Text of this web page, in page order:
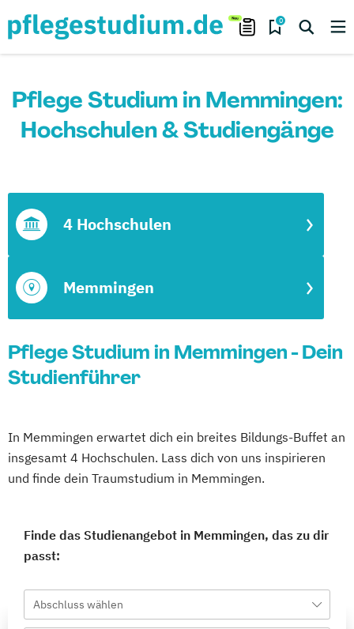
0
Pflege Studium in Memmingen:
Hochschulen & Studiengänge
Memmingen
4 Hochschulen
Pflege Studium in Memmingen - Dein
Studienführer
In Memmingen erwartet dich ein breites Bildungs-Buffet an
insgesamt 4 Hochschulen. Lass dich von uns inspirieren
und finde dein Traumstudium in Memmingen.
Finde das Studienangebot in Memmingen, das zu dir
passt:
Abschluss wählen